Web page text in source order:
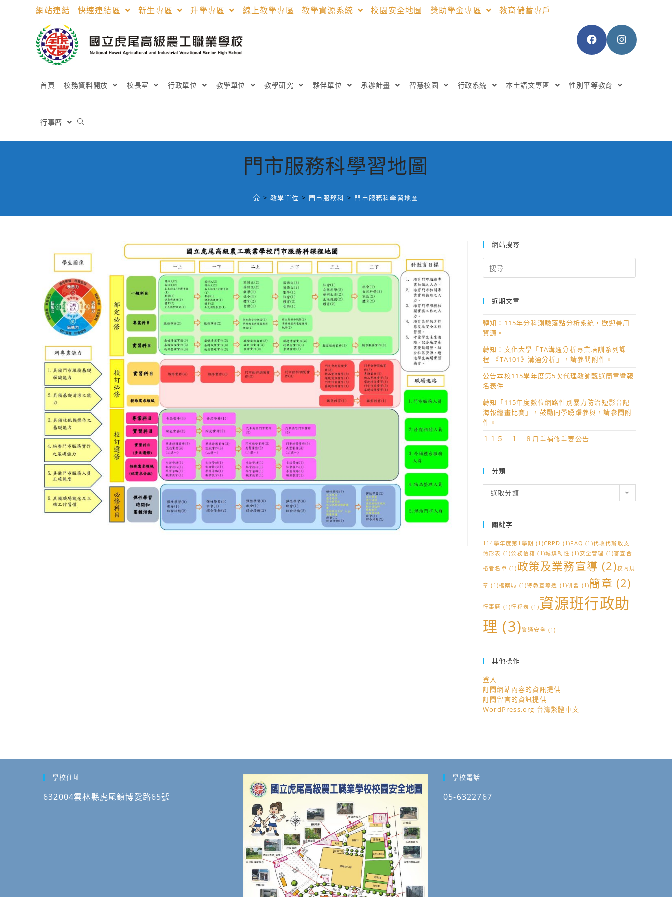
網站連結 快速連結區 新生專區 升學專區 線上教學專區 教學資源系統 校園安全地圖 獎助學金專區 教育儲蓄專戶
首頁 校務資料開放 校長室 行政單位 教學單位 教學研究 夥伴單位 承辦計畫 智慧校園 行政系統 本土語文專區 性別平等教育
行事曆
門市服務科學習地圖
> 教學單位 > 門市服務科 > 門市服務科學習地圖
網站搜尋
for:
近期文章
轉知：115年分科測驗落點分析系統，歡迎善用
資源。
轉知：文化大學「TA溝通分析專業培訓系列課
程-《TA101》溝通分析」，請參閱附件。
公告本校115學年度第5次代理教師甄選簡章暨報
名表件
轉知「115年度數位網路性別暴力防治短影音記
海報繪畫比賽」，鼓勵同學踴躍參與，請參閱附
件。
１１５－１－８月重補修重要公告
分類
類
選取分類
關鍵字
114學年度第1學期 (1)CRPD (1)FAQ (1)代收代辦收支
情形表 (1)公務信箱 (1)城鎮韌性 (1)安全管理 (1)審查合
格者名單 (1)政策及業務宣導 (2)校內規
章 (1)檔案局 (1)特教宣導週 (1)研習 (1)簡章 (2)
行事曆 (1)行程表 (1)資源班行政助
理 (3)資通安全 (1)
其他操作
登入
訂閱網站內容的資訊提供
訂閱留言的資訊提供
WordPress.org 台灣繁體中文
學校住址
632004雲林縣虎尾鎮博愛路65號
學校電話
05-6322767